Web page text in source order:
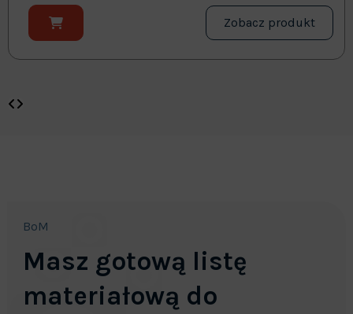
Zobacz produkt
BoM
Masz gotową listę
materiałową do